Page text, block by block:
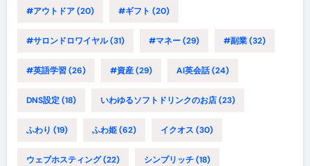
#アウトドア(20) #ギフト (20)
#サロンドロワイヤル(31) #マネー(29) #副業(32)
#英語学習(26) #資産(29) AI英会話(24)
DNS設定(18) いわゆるソフトドリンクのお店(23)
ふわり (19) ふわ姫(62) イクオス (30)
ウェブホスティング(22) シンプリッチ(18)